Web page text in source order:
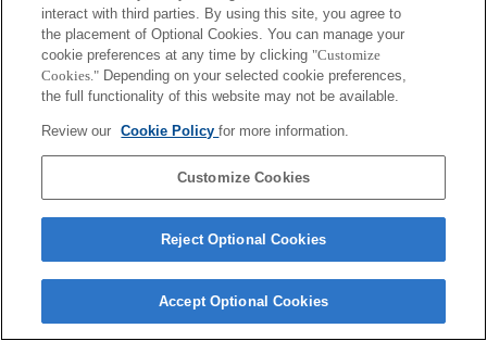
interact with third parties. By using this site, you agree to
the placement of Optional Cookies. You can manage your
cookie preferences at any time by clicking "Customize
Cookies." Depending on your selected cookie preferences,
the full functionality of this website may not be available.
Review our Cookie Policyfor more information.
Customize Cookies
Reject Optional Cookies
Accept Optional Cookies